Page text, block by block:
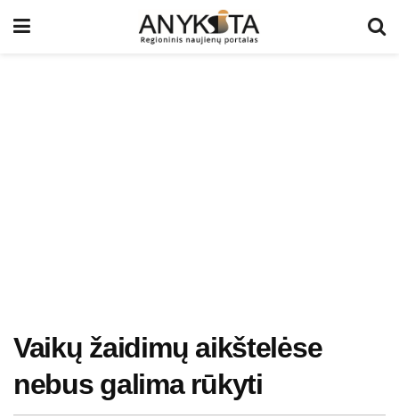
Vaikų žaidimų aikštelėse
nebus galima rūkyti